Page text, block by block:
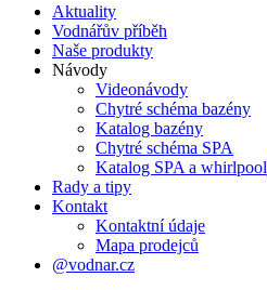
Aktuality
Vodnářův příběh
Naše produkty
Návody
Videonávody
Chytré schéma bazény
Katalog bazény
Chytré schéma SPA
Katalog SPA a whirlpool
Rady a tipy
Kontakt
Kontaktní údaje
Mapa prodejců
@vodnar.cz